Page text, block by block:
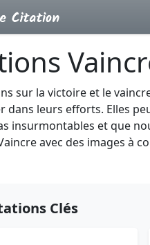
sur la victoire et le
dans leurs efforts. Elles
insurmontables et que
avec des images à
Clés